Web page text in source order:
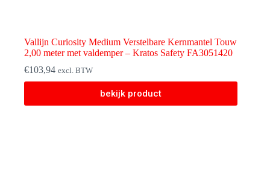
Vallijn Curiosity Medium Verstelbare Kernmantel Touw
2,00 meter met valdemper – Kratos Safety FA3051420
€103,94 excl. BTW
bekijk product